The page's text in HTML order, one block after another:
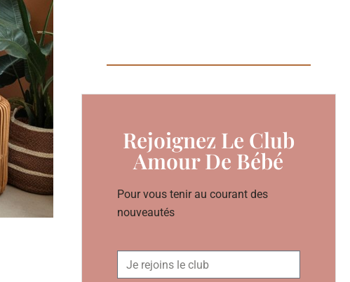
Rejoignez Le Club
Amour De Bébé
Pour vous tenir au courant des
nouveautés